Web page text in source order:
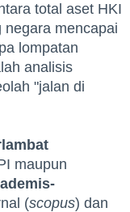
total aset HKI
mencapai
lompatan
analisis
"jalan di
maupun
(scopus) dan